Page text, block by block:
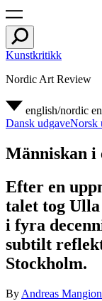
Kunstkritikk
Nordic Art Review
english/nordic en
Dansk udgaveNorsk
Människan i
Efter en
talet tog Ulla
i fyra
subtilt
Stockholm.
By Andreas